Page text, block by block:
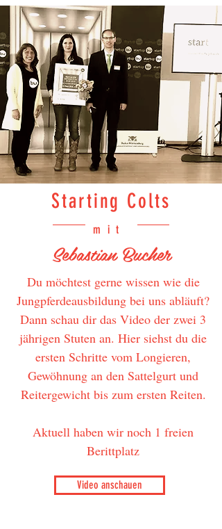
Starting Colts
mit
Sebastian Bucher
Du möchtest gerne wissen wie die
Jungpferdeausbildung bei uns abläuft?
Dann schau dir das Video der zwei 3
jährigen Stuten an. Hier siehst du die
ersten Schritte vom Longieren,
Gewöhnung an den Sattelgurt und
Reitergewicht bis zum ersten Reiten.
Aktuell haben wir noch 1 freien
Berittplatz
Video anschauen